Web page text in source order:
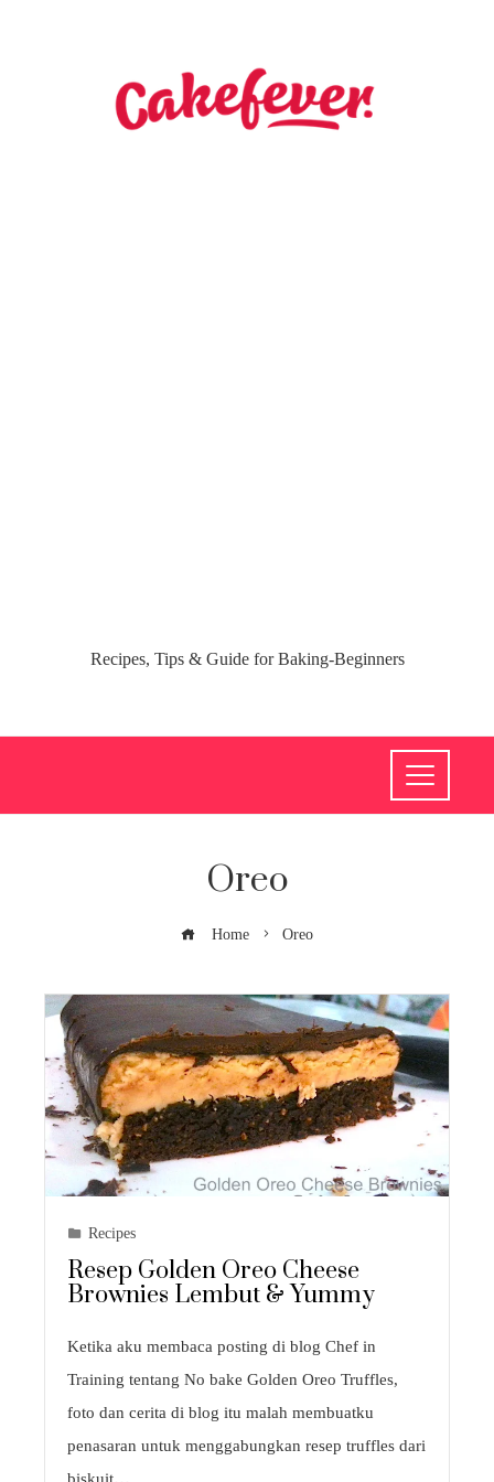
Recipes, Tips & Guide for Baking-Beginners
Oreo
Home Oreo
Recipes
Resep Golden Oreo Cheese
Brownies Lembut & Yummy
Ketika aku membaca posting di blog Chef in
Training tentang No bake Golden Oreo Truffles,
foto dan cerita di blog itu malah membuatku
penasaran untuk menggabungkan resep truffles dari